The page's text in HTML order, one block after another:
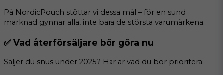
På NordicPouch stöttar vi dessa mål – för en sund
marknad gynnar alla, inte bara de största varumärkena.
✅ Vad återförsäljare bör göra nu
Säljer du snus under 2025? Här är vad du bör prioritera: